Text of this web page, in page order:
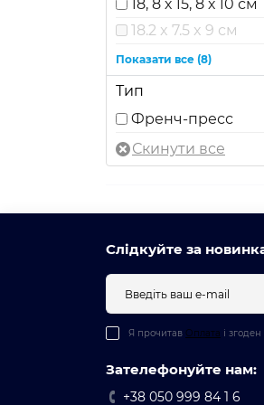
18, 8 х 15, 8 х 10 см
18.2 x 7.5 x 9 см
19 х 9 х 9 см
20.8 x 9.7 x 11.5 см
21.5 х 17 х 10 см
22.5 x 10 x 13.5 см
23.4 x 10.7 x 12.5 см
Показати все (8)
Тип
Френч-пресс
Слідкуйте за
Я прочитав Оплата і
Зателефонуйте нам:
+38 050 999 84 1 6